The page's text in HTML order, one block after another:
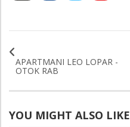
APARTMANI LEO LOPAR -
OTOK RAB
YOU MIGHT ALSO LIKE